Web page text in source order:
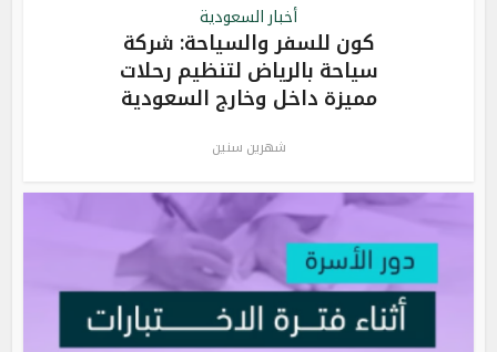
أخبار السعودية
كون للسفر والسياحة: شركة
سياحة بالرياض لتنظيم رحلات
مميزة داخل وخارج السعودية
شهرين سنين